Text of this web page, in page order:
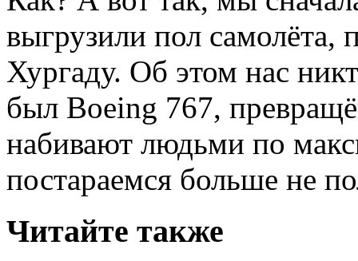
выгрузили пол самолёта,
Хургаду. Об этом нас
был Boeing 767,
набивают людьми по
постараемся больше не
Читайте также